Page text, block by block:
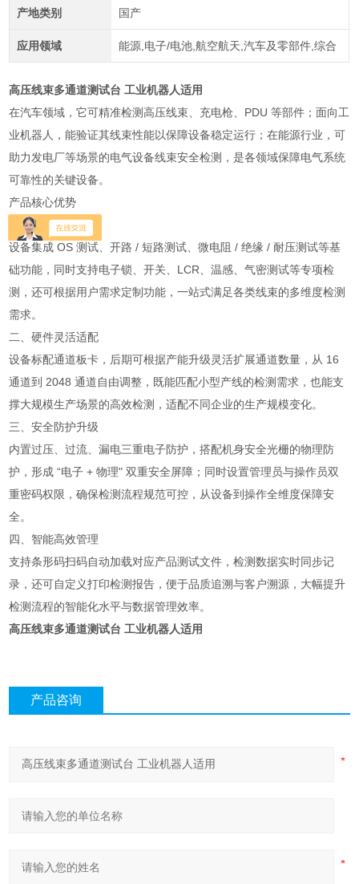
产地类别 国产
应用领域 能源,电子/电池,航空航天,汽车及零部件,综合
高压线束多通道测试台 工业机器人适用
在汽车领域，它可精准检测高压线束、充电枪、PDU 等部件；面向工
业机器人，能验证其线束性能以保障设备稳定运行；在能源行业，可
助力发电厂等场景的电气设备线束安全检测，是各领域保障电气系统
可靠性的关键设备。
产品核心优势
一、功能覆盖全面
设备集成 OS 测试、开路 / 短路测试、微电阻 / 绝缘 / 耐压测试等基
础功能，同时支持电子锁、开关、LCR、温感、气密测试等专项检
测，还可根据用户需求定制功能，一站式满足各类线束的多维度检测
需求。
二、硬件灵活适配
设备标配通道板卡，后期可根据产能升级灵活扩展通道数量，从 16
通道到 2048 通道自由调整，既能匹配小型产线的检测需求，也能支
撑大规模生产场景的高效检测，适配不同企业的生产规模变化。
三、安全防护升级
内置过压、过流、漏电三重电子防护，搭配机身安全光栅的物理防
护，形成 “电子 + 物理" 双重安全屏障；同时设置管理员与操作员双
重密码权限，确保检测流程规范可控，从设备到操作全维度保障安
全。
四、智能高效管理
支持条形码扫码自动加载对应产品测试文件，检测数据实时同步记
录，还可自定义打印检测报告，便于品质追溯与客户溯源，大幅提升
检测流程的智能化水平与数据管理效率。
高压线束多通道测试台 工业机器人适用
产品咨询